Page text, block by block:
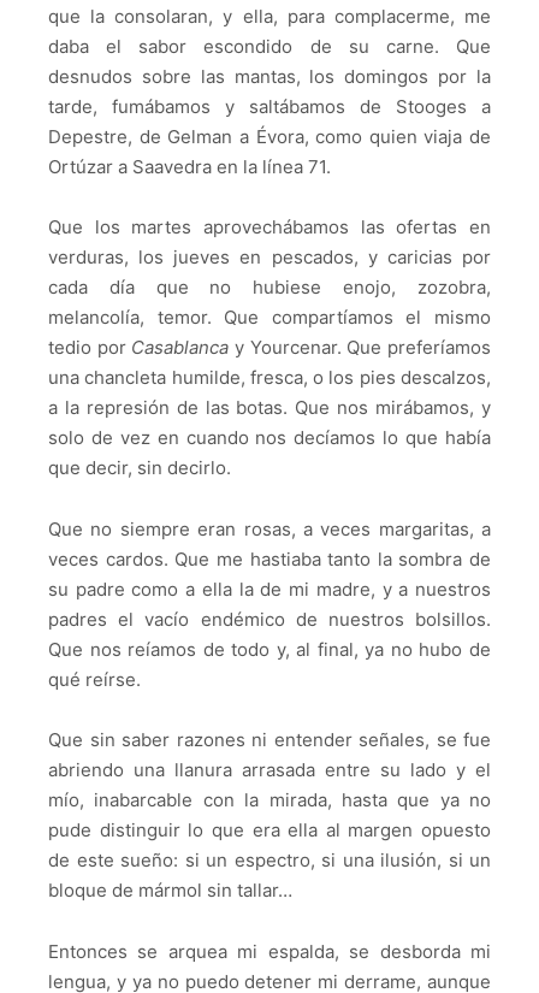
que la consolaran, y ella, para complacerme, me
daba el sabor escondido de su carne. Que
desnudos sobre las mantas, los domingos por la
tarde, fumábamos y saltábamos de Stooges a
Depestre, de Gelman a Évora, como quien viaja de
Ortúzar a Saavedra en la línea 71.
Que los martes aprovechábamos las ofertas en
verduras, los jueves en pescados, y caricias por
cada día que no hubiese enojo, zozobra,
melancolía, temor. Que compartíamos el mismo
tedio por Casablanca y Yourcenar. Que preferíamos
una chancleta humilde, fresca, o los pies descalzos,
a la represión de las botas. Que nos mirábamos, y
solo de vez en cuando nos decíamos lo que había
que decir, sin decirlo.
Que no siempre eran rosas, a veces margaritas, a
veces cardos. Que me hastiaba tanto la sombra de
su padre como a ella la de mi madre, y a nuestros
padres el vacío endémico de nuestros bolsillos.
Que nos reíamos de todo y, al final, ya no hubo de
qué reírse.
Que sin saber razones ni entender señales, se fue
abriendo una llanura arrasada entre su lado y el
mío, inabarcable con la mirada, hasta que ya no
pude distinguir lo que era ella al margen opuesto
de este sueño: si un espectro, si una ilusión, si un
bloque de mármol sin tallar…
Entonces se arquea mi espalda, se desborda mi
lengua, y ya no puedo detener mi derrame, aunque